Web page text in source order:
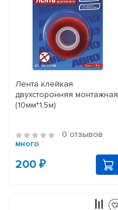
Лента клейкая
двухсторонняя монтажная
(10мм*1,5м)
0 отзывов
много
200 ₽